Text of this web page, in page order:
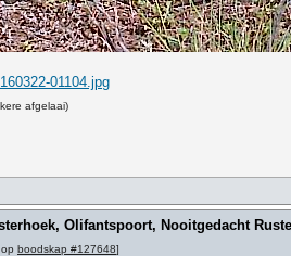
01104.jpg
afgelaai)
Olifantspoort, Nooitgedacht
boodskap #127648]